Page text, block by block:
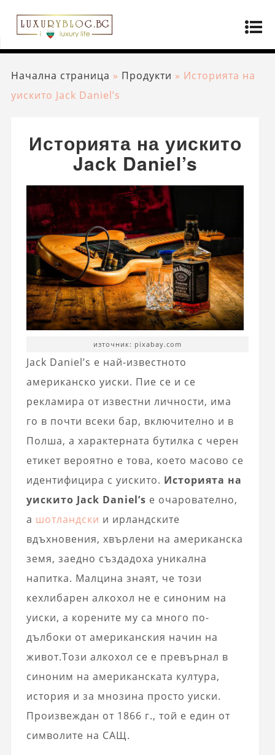
Начална страница » Продукти » Историята на
уискито Jack Daniel’s
Историята на уискито
Jack Daniel’s
източник: pixabay.com
Jack Daniel’s е най-известното
американско уиски. Пие се и се
рекламира от известни личности, има
го в почти всеки бар, включително и в
Полша, а характерната бутилка с черен
етикет вероятно е това, което масово се
идентифицира с уискито. Историята на
уискито Jack Daniel’s е очарователно,
а шотландски и ирландските
вдъхновения, хвърлени на американска
земя, заедно създадоха уникална
напитка. Малцина знаят, че този
кехлибарен алкохол не е синоним на
уиски, а корените му са много по-
дълбоки от американския начин на
живот.Този алкохол се е превърнал в
синоним на американската култура,
история и за мнозина просто уиски.
Произвеждан от 1866 г., той е един от
символите на САЩ.